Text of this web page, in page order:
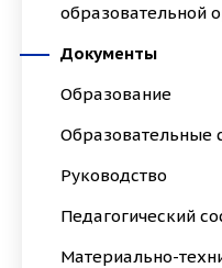
образовательной
Документы
Образование
Образовательные
Руководство
Педагогический
Материально-